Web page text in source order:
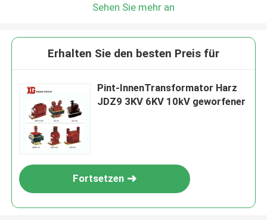
Sehen Sie mehr an
Erhalten Sie den besten Preis für
Pint-InnenTransformator Harz
JDZ9 3KV 6KV 10kV geworfener
Fortsetzen